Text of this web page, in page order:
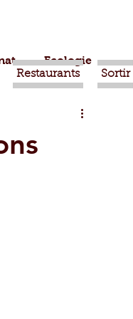
Restaurants Sortir
Ecologie